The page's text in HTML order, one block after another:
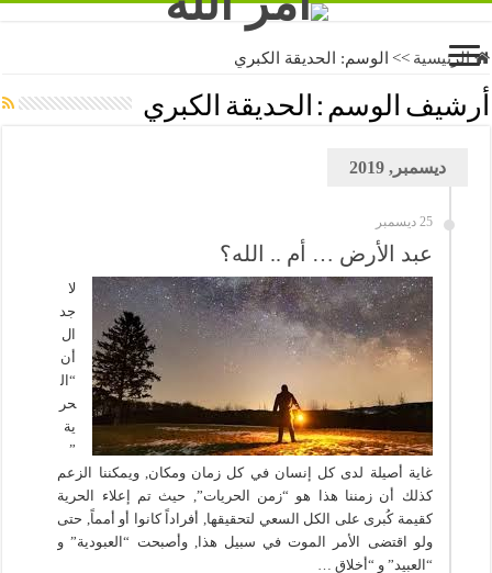
الرئيسية >> الوسم: الحديقة الكبري
أرشيف الوسم : الحديقة الكبري
ديسمبر, 2019
25 ديسمبر
عبد الأرض … أم .. الله؟
لا
جد
ال
أن
“ال
حر
ية
”
غاية أصيلة لدى كل إنسان في كل زمان ومكان, ويمكننا الزعم
كذلك أن زمننا هذا هو “زمن الحريات”, حيث تم إعلاء الحرية
كقيمة كُبرى على الكل السعي لتحقيقها, أفراداً كانوا أو أمماً, حتى
ولو اقتضى الأمر الموت في سبيل هذا, وأصبحت “العبودية” و
“العبيد” و “أخلاق …